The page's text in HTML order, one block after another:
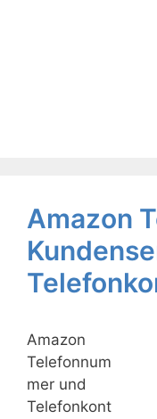
Amazon
Amazon
Telefonnum
mer und
Telefonkont